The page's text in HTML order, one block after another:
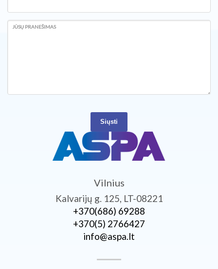
JŪSŲ PRANEŠIMAS
Siųsti
Vilnius
Kalvarijų g. 125, LT-08221
+370­(686) 69288
+370­(5) 2766427
info@aspa.lt